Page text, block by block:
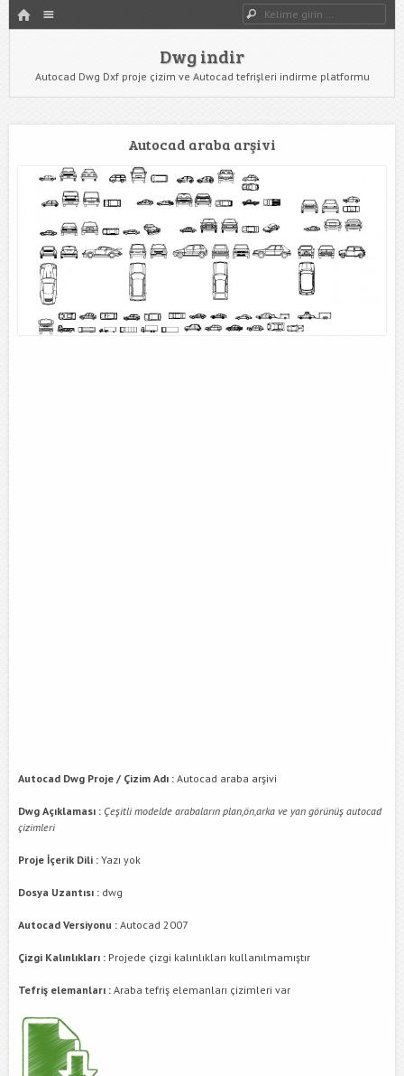
HOME Dwg Ara
Dwg indir
Autocad Dwg Dxf proje çizim ve Autocad tefrişleri indirme platformu
Autocad araba arşivi
Autocad Dwg Proje / Çizim Adı : Autocad araba arşivi
Dwg Açıklaması : Çeşitli modelde arabaların plan,ön,arka ve yan görünüş autocad
çizimleri
Proje İçerik Dili : Yazı yok
Dosya Uzantısı : dwg
Autocad Versiyonu : Autocad 2007
Çizgi Kalınlıkları : Projede çizgi kalınlıkları kullanılmamıştır
Tefriş elemanları : Araba tefriş elemanları çizimleri var